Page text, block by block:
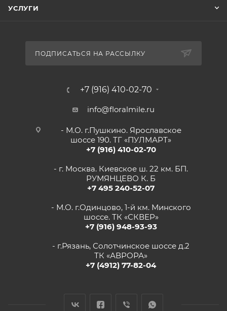
УСЛУГИ
ПОДПИСАТЬСЯ НА РАССЫЛКУ
+7 (916) 410-02-70
info@floralmile.ru
- М.О. г.Пушкино. Ярославское
шоссе 190. ТГ «ПУЛМАРТ»
+7 (916) 410-02-70
- г. Москва. Киевское ш. 22 км. БП.
РУМЯНЦЕВО К. Б
+7 495 240-52-07
- М.О. г.Одинцово, 1-й км. Минского
шоссе. ТК «СКВЕР»
+7 (916) 948-93-93
- г.Рязань, Солотчинское шоссе д.2
ТК «АВРОРА»
+7 (4912) 77-82-04